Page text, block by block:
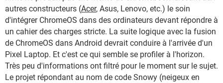
autres constructeurs (Acer, Asus, Lenovo, etc.) le soin
d'intégrer ChromeOS dans des ordinateurs devant répondre à
un cahier des charges stricte. La suite logique avec la fusion
de ChromeOS dans Android devrait conduire à l'arrivée d'un
Pixel Laptop. Et c'est ce qui semble se profiler à l'horizon.
Très peu d'informations ont filtré pour le moment sur le sujet.
Le projet répondant au nom de code Snowy (neigeux en